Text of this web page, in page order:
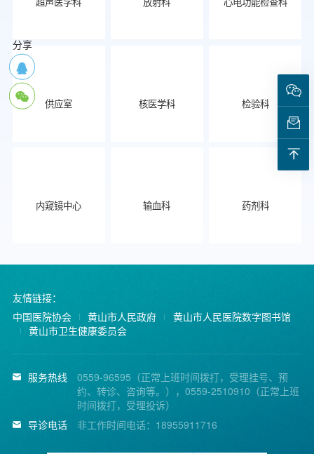
供应室 核医学科 检验科
内窥镜中心 输血科 药剂科
友情链接：
中国医院协会
黄山市人民政府
黄山市人民医院数字图书馆
黄山市卫生健康委员会
服务热线
0559-96595（正常上班时间拨打，受理挂号、预
约、转诊、咨询等。），0559-2510910（正常上班
时间拨打，受理投诉）
导诊电话
非工作时间电话：18955911716
分享